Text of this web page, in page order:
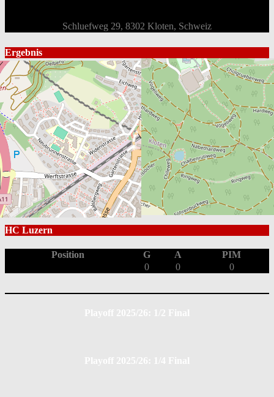
Schluefweg 29, 8302 Kloten, Schweiz
Ergebnis
Mannschaft Gesamt 1st 3rd OT
Endstand
EHC Bassersdorf
7 2 2 3 -
Win
HC Luzern
4 0 4 - Loss
Box Score
EHC Bassersdorf
Position
PIM
0
0
HC Luzern
Position G A
PIM
0
0 0